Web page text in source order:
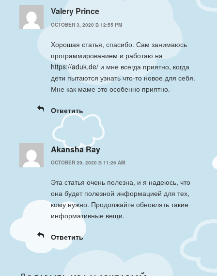
Valery Prince
OCTOBER 3, 2020 В 12:55 PM
Хорошая статья, спасибо. Сам занимаюсь
программированием и работаю на
https://aduk.de/ и мне всегда приятно, когда
дети пытаются узнать что-то новое для себя.
Мне как маме это особенно приятно.
Ответить
Akansha Ray
OCTOBER 29, 2020 В 11:26 AM
Эта статья очень полезна, и я надеюсь, что
она будет полезной информацией для тех,
кому нужно. Продолжайте обновлять такие
информативные вещи.
Ответить